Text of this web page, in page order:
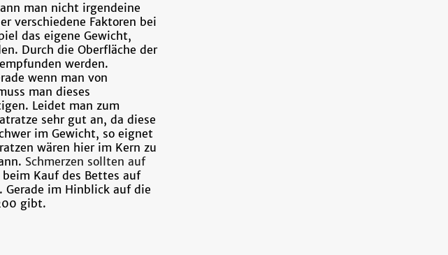
man nicht irgendeine
verschiedene Faktoren bei
das eigene Gewicht,
Durch die Oberfläche der
werden.
wenn man von
man dieses
Leidet man zum
sehr gut an, da diese
im Gewicht, so eignet
wären hier im Kern zu
Schmerzen sollten auf
Kauf des Bettes auf
Gerade im Hinblick auf die
gibt.